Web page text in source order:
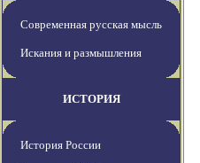
Современная русская мысль
Искания и размышления
ИСТОРИЯ
История России